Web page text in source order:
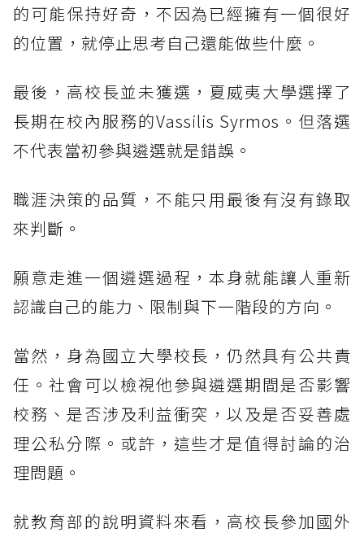
的可能保持好奇，不因為已經擁有一個很好
的位置，就停止思考自己還能做些什麼。
最後，高校長並未獲選，夏威夷大學選擇了
長期在校內服務的Vassilis Syrmos。但落選
不代表當初參與遴選就是錯誤。
職涯決策的品質，不能只用最後有沒有錄取
來判斷。
願意走進一個遴選過程，本身就能讓人重新
認識自己的能力、限制與下一階段的方向。
當然，身為國立大學校長，仍然具有公共責
任。社會可以檢視他參與遴選期間是否影響
校務、是否涉及利益衝突，以及是否妥善處
理公私分際。或許，這些才是值得討論的治
理問題。
就教育部的說明資料來看，高校長參加國外